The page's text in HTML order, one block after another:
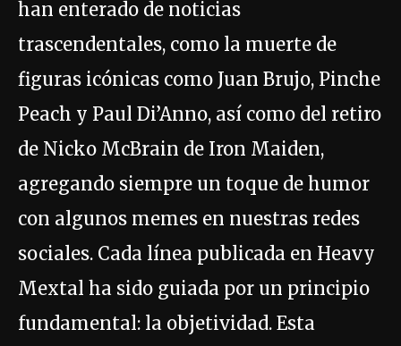
han enterado de noticias
trascendentales, como la muerte de
figuras icónicas como Juan Brujo, Pinche
Peach y Paul Di’Anno, así como del retiro
de Nicko McBrain de Iron Maiden,
agregando siempre un toque de humor
con algunos memes en nuestras redes
sociales. Cada línea publicada en Heavy
Mextal ha sido guiada por un principio
fundamental: la objetividad. Esta